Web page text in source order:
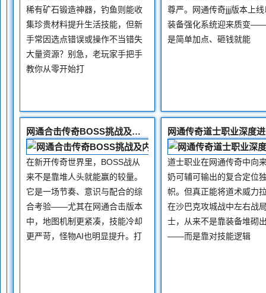
稀有矿石锻造神器，钓鱼则能收
集珍贵材料提升生活技能，但新
手常因选点错误或操作不当错失
大量资源？别急，老玩家手把手
教你从零开始打
尊严。网通传奇jjj版本上线
装备强化系统迎来质变
是简单加点、砸钱就能
网通合击传奇BOSS挑战及内功经验详解
在新开传奇世界里，BOSS战从
来不是靠堆人头就能赢的较量。
它是一场节奏、意识与配合的综
合考验——尤其在网通合击版本
中，地图机制更紧凑，技能冷却
更严苛，怪物AI也明显提升。打
道士职业在网通传奇中向
奶可辅可输出的复合定位
帜。但真正能将道术威力
在沙巴克攻城战中左右战
士，从来不是靠装备堆砌
——而是靠对技能逻辑